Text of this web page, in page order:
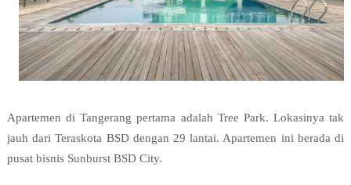
Apartemen di Tangerang pertama adalah Tree Park. Lokasinya tak
jauh dari Teraskota BSD dengan 29 lantai. Apartemen ini berada di
pusat bisnis Sunburst BSD City.